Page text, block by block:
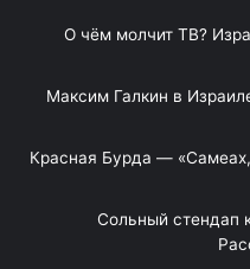
«О чём молчит ТВ?
Максим Галкин в
Красная Бурда —
"Сольный стендап